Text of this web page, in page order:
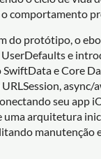
comportamento
do protótipo, o
e
e Core
async/
seu app
uma arquitetura
manutenção